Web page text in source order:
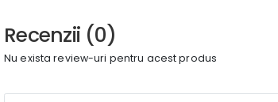
Recenzii (0)
Nu exista review-uri pentru acest produs